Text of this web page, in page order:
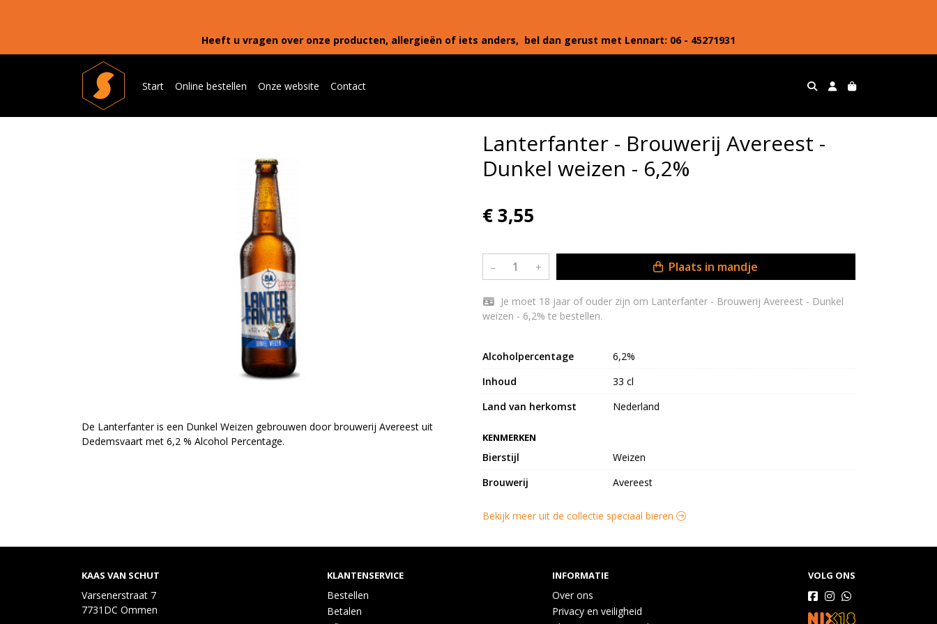
Heeft u vragen over onze producten, allergieën of iets anders, bel dan gerust met Lennart: 06 - 45271931
Start Online bestellen Onze website Contact
De Lanterfanter is een Dunkel Weizen gebrouwen door brouwerij Avereest uit
Dedemsvaart met 6,2 % Alcohol Percentage.
Lanterfanter - Brouwerij Avereest -
Dunkel weizen - 6,2%
€ 3,55
– + Plaats in mandje
weizen - 6,2% te bestellen.
Alcoholpercentage
6,2%
Inhoud
33 cl
Land van herkomst
Nederland
KENMERKEN
Bierstijl
Weizen
Brouwerij
Avereest
Bekijk meer uit de collectie speciaal bieren
KAAS VAN SCHUT
Varsenerstraat 7
7731DC Ommen
KLANTENSERVICE
Bestellen
Betalen
INFORMATIE
Over ons
Privacy en veiligheid
VOLG ONS